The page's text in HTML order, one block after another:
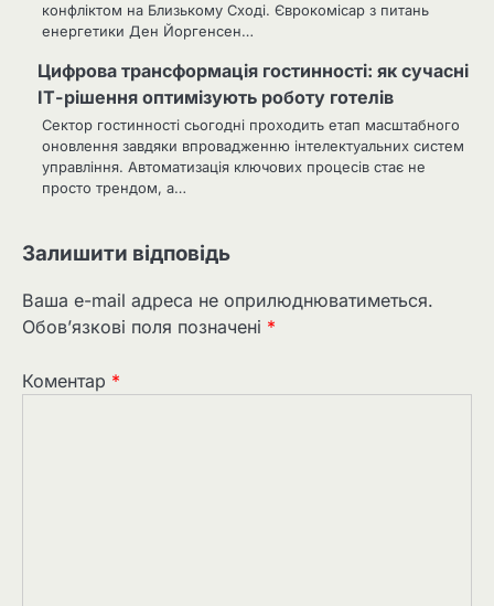
конфліктом на Близькому Сході. Єврокомісар з питань
енергетики Ден Йоргенсен…
Цифрова трансформація гостинності: як сучасні
ІТ-рішення оптимізують роботу готелів
Сектор гостинності сьогодні проходить етап масштабного
оновлення завдяки впровадженню інтелектуальних систем
управління. Автоматизація ключових процесів стає не
просто трендом, а…
Залишити відповідь
Ваша e-mail адреса не оприлюднюватиметься.
Обов’язкові поля позначені *
Коментар *